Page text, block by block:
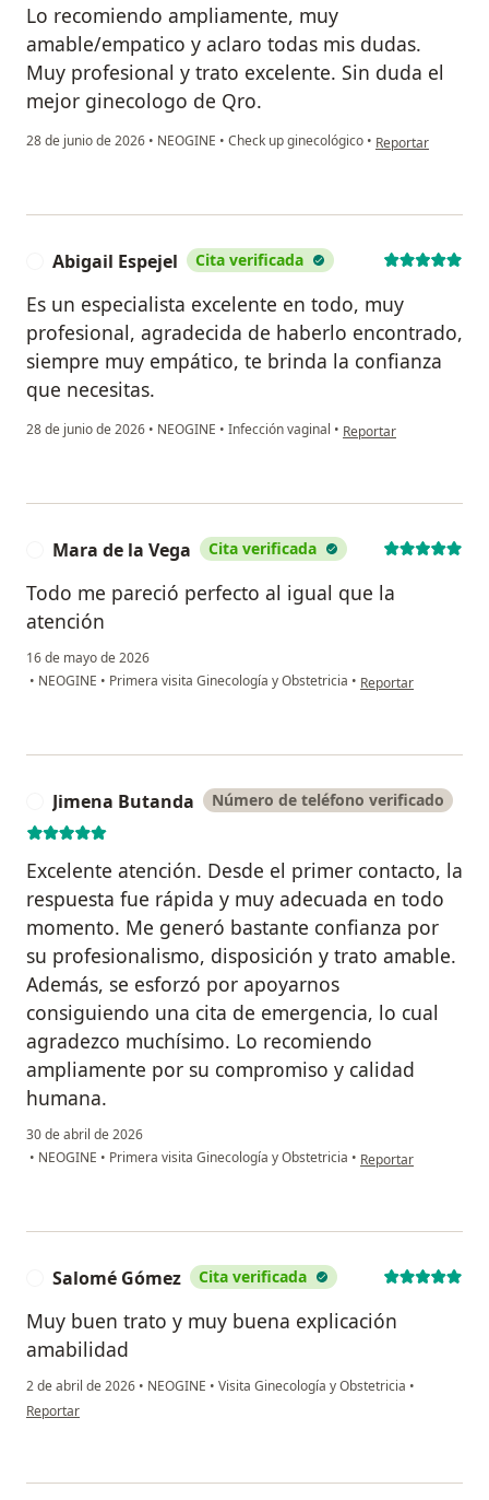
Lo recomiendo ampliamente, muy
amable/empatico y aclaro todas mis dudas.
Muy profesional y trato excelente. Sin duda el
mejor ginecologo de Qro.
28 de junio de 2026 • NEOGINE • Check up ginecológico • en opinión del
Reportar
Abigail Espejel Cita verificada
Es un especialista excelente en todo, muy
profesional, agradecida de haberlo encontrado,
siempre muy empático, te brinda la confianza
que necesitas.
28 de junio de 2026 • NEOGINE • Infección vaginal • en opinión del usuario
Reportar
Mara de la Vega Cita verificada
Todo me pareció perfecto al igual que la
atención
16 de mayo de 2026
• NEOGINE • Primera visita Ginecología y Obstetricia • en opinión del
Reportar
Jimena Butanda Número de teléfono verificado
Excelente atención. Desde el primer contacto, la
respuesta fue rápida y muy adecuada en todo
momento. Me generó bastante confianza por
su profesionalismo, disposición y trato amable.
Además, se esforzó por apoyarnos
consiguiendo una cita de emergencia, lo cual
agradezco muchísimo. Lo recomiendo
ampliamente por su compromiso y calidad
humana.
30 de abril de 2026
• NEOGINE • Primera visita Ginecología y Obstetricia • en opinión del
Reportar
Salomé Gómez Cita verificada
Muy buen trato y muy buena explicación
amabilidad
2 de abril de 2026 • NEOGINE • Visita Ginecología y Obstetricia •
en opinión del usuario Salomé Gómez
Reportar